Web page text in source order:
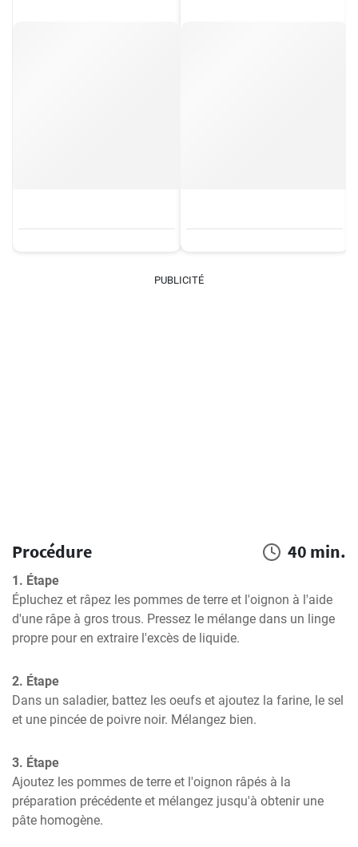
PUBLICITÉ
Procédure 40 min.
1. Étape
Épluchez et râpez les pommes de terre et l'oignon à l'aide
d'une râpe à gros trous. Pressez le mélange dans un linge
propre pour en extraire l'excès de liquide.
2. Étape
Dans un saladier, battez les oeufs et ajoutez la farine, le sel
et une pincée de poivre noir. Mélangez bien.
3. Étape
Ajoutez les pommes de terre et l'oignon râpés à la
préparation précédente et mélangez jusqu'à obtenir une
pâte homogène.